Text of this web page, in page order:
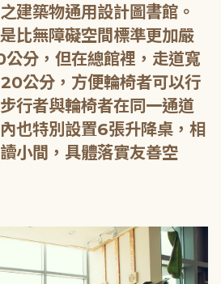
建築物通用設計圖書館。
比無障礙空間標準更加嚴
分，但在總館裡，走道寬
公分，方便輪椅者可以行
行者與輪椅者在同一通道
也特別設置6張升降桌，相
小間，具體落實友善空